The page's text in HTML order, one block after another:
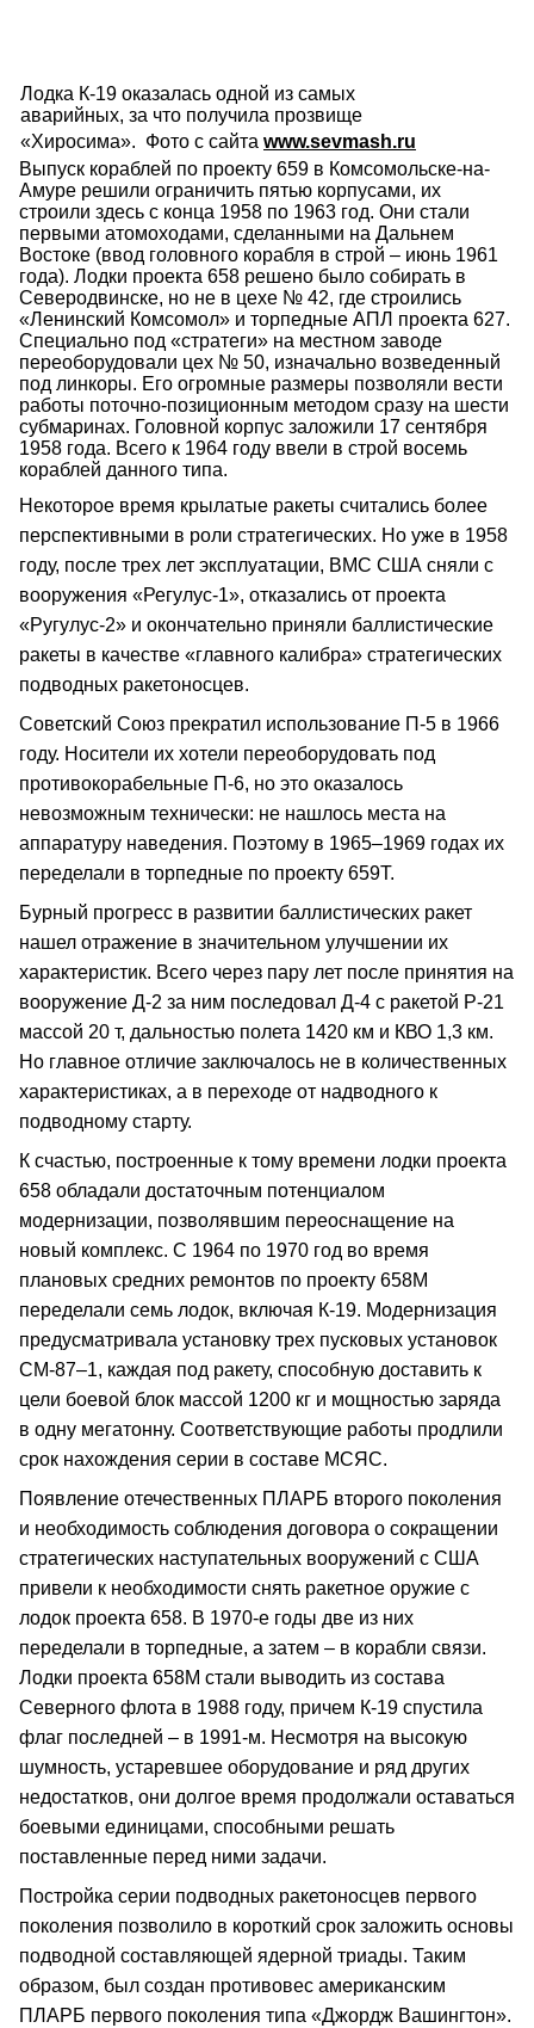
Лодка К-19 оказалась одной из самых
аварийных, за что получила прозвище
«Хиросима». Фото с сайта www.sevmash.ru
Выпуск кораблей по проекту 659 в Комсомольске-на-
Амуре решили ограничить пятью корпусами, их
строили здесь с конца 1958 по 1963 год. Они стали
первыми атомоходами, сделанными на Дальнем
Востоке (ввод головного корабля в строй – июнь 1961
года). Лодки проекта 658 решено было собирать в
Северодвинске, но не в цехе № 42, где строились
«Ленинский Комсомол» и торпедные АПЛ проекта 627.
Специально под «стратеги» на местном заводе
переоборудовали цех № 50, изначально возведенный
под линкоры. Его огромные размеры позволяли вести
работы поточно-позиционным методом сразу на шести
субмаринах. Головной корпус заложили 17 сентября
1958 года. Всего к 1964 году ввели в строй восемь
кораблей данного типа.
Некоторое время крылатые ракеты считались более
перспективными в роли стратегических. Но уже в 1958
году, после трех лет эксплуатации, ВМС США сняли с
вооружения «Регулус-1», отказались от проекта
«Ругулус-2» и окончательно приняли баллистические
ракеты в качестве «главного калибра» стратегических
подводных ракетоносцев.
Советский Союз прекратил использование П-5 в 1966
году. Носители их хотели переоборудовать под
противокорабельные П-6, но это оказалось
невозможным технически: не нашлось места на
аппаратуру наведения. Поэтому в 1965–1969 годах их
переделали в торпедные по проекту 659Т.
Бурный прогресс в развитии баллистических ракет
нашел отражение в значительном улучшении их
характеристик. Всего через пару лет после принятия на
вооружение Д-2 за ним последовал Д-4 с ракетой Р-21
массой 20 т, дальностью полета 1420 км и КВО 1,3 км.
Но главное отличие заключалось не в количественных
характеристиках, а в переходе от надводного к
подводному старту.
К счастью, построенные к тому времени лодки проекта
658 обладали достаточным потенциалом
модернизации, позволявшим переоснащение на
новый комплекс. С 1964 по 1970 год во время
плановых средних ремонтов по проекту 658М
переделали семь лодок, включая К-19. Модернизация
предусматривала установку трех пусковых установок
СМ-87–1, каждая под ракету, способную доставить к
цели боевой блок массой 1200 кг и мощностью заряда
в одну мегатонну. Соответствующие работы продлили
срок нахождения серии в составе МСЯС.
Появление отечественных ПЛАРБ второго поколения
и необходимость соблюдения договора о сокращении
стратегических наступательных вооружений с США
привели к необходимости снять ракетное оружие с
лодок проекта 658. В 1970-е годы две из них
переделали в торпедные, а затем – в корабли связи.
Лодки проекта 658М стали выводить из состава
Северного флота в 1988 году, причем К-19 спустила
флаг последней – в 1991-м. Несмотря на высокую
шумность, устаревшее оборудование и ряд других
недостатков, они долгое время продолжали оставаться
боевыми единицами, способными решать
поставленные перед ними задачи.
Постройка серии подводных ракетоносцев первого
поколения позволило в короткий срок заложить основы
подводной составляющей ядерной триады. Таким
образом, был создан противовес американским
ПЛАРБ первого поколения типа «Джордж Вашингтон».